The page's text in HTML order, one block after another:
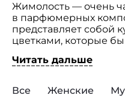
Жимолость — очень
в парфюмерных
представляет собой
цветками, которые
Китай. Это растение
обладает
Читать дальше
Все Женские